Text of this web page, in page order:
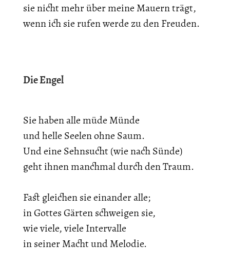
sie nicht mehr über meine Mauern trägt,
wenn ich sie rufen werde zu den Freuden.
Die Engel
Sie haben alle müde Münde
und helle Seelen ohne Saum.
Und eine Sehnsucht (wie nach Sünde)
geht ihnen manchmal durch den Traum.
Fast gleichen sie einander alle;
in Gottes Gärten schweigen sie,
wie viele, viele Intervalle
in seiner Macht und Melodie.